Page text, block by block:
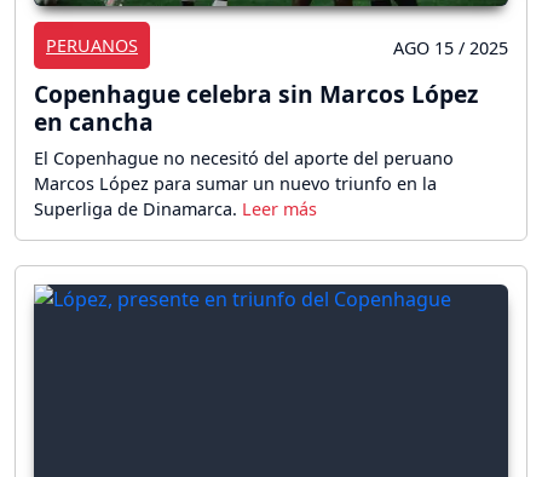
PERUANOS AGO 15 / 2025
Copenhague celebra sin Marcos López
en cancha
El Copenhague no necesitó del aporte del peruano
Marcos López para sumar un nuevo triunfo en la
Superliga de Dinamarca.